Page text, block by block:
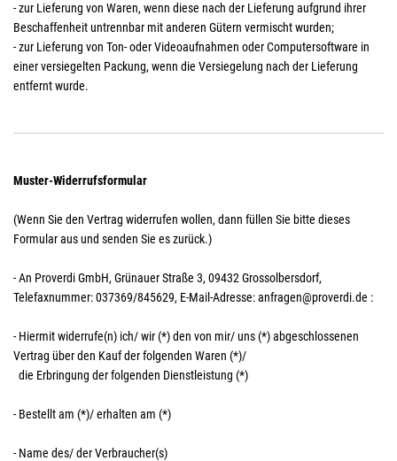
- zur Lieferung von Waren, wenn diese nach der Lieferung aufgrund ihrer
Beschaffenheit untrennbar mit anderen Gütern vermischt wurden;
- zur Lieferung von Ton- oder Videoaufnahmen oder Computersoftware in
einer versiegelten Packung, wenn die Versiegelung nach der Lieferung
entfernt wurde.
Muster-Widerrufsformular
(Wenn Sie den Vertrag widerrufen wollen, dann füllen Sie bitte dieses
Formular aus und senden Sie es zurück.)
- An Proverdi GmbH, Grünauer Straße 3, 09432 Grossolbersdorf,
Telefaxnummer:037369/845629, E-Mail-Adresse:anfragen@proverdi.de :
- Hiermit widerrufe(n) ich/ wir (*) den von mir/ uns (*) abgeschlossenen
Vertrag über den Kauf der folgenden Waren (*)/
die Erbringung der folgenden Dienstleistung (*)
- Bestellt am (*)/ erhalten am (*)
- Name des/ der Verbraucher(s)